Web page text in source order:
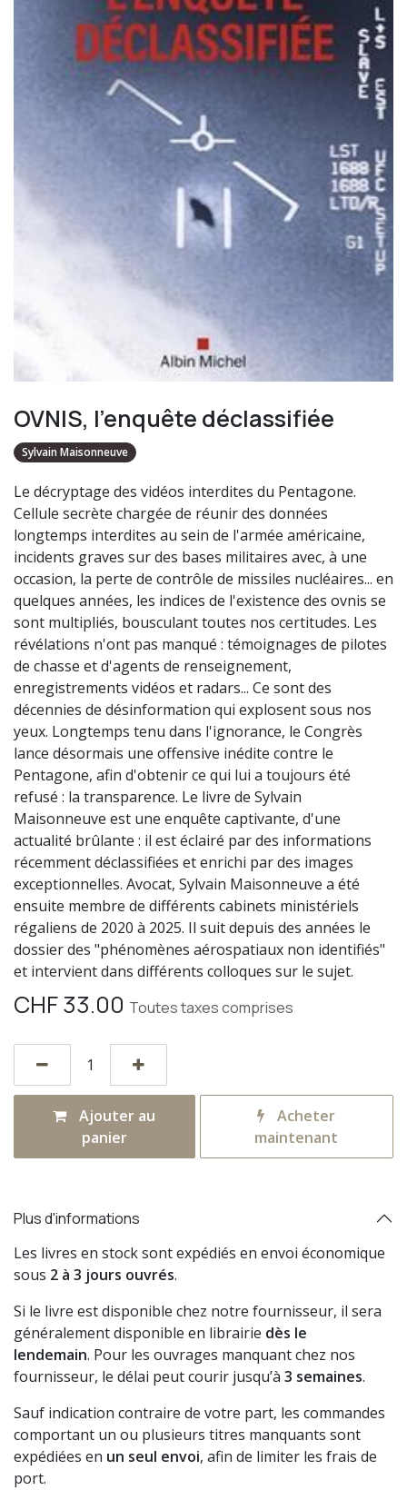
OVNIS, l'enquête déclassifiée
Sylvain Maisonneuve
Le décryptage des vidéos interdites du Pentagone.
Cellule secrète chargée de réunir des données
longtemps interdites au sein de l'armée américaine,
incidents graves sur des bases militaires avec, à une
occasion, la perte de contrôle de missiles nucléaires... en
quelques années, les indices de l'existence des ovnis se
sont multipliés, bousculant toutes nos certitudes. Les
révélations n'ont pas manqué : témoignages de pilotes
de chasse et d'agents de renseignement,
enregistrements vidéos et radars... Ce sont des
décennies de désinformation qui explosent sous nos
yeux. Longtemps tenu dans l'ignorance, le Congrès
lance désormais une offensive inédite contre le
Pentagone, afin d'obtenir ce qui lui a toujours été
refusé : la transparence. Le livre de Sylvain
Maisonneuve est une enquête captivante, d'une
actualité brûlante : il est éclairé par des informations
récemment déclassifiées et enrichi par des images
exceptionnelles. Avocat, Sylvain Maisonneuve a été
ensuite membre de différents cabinets ministériels
régaliens de 2020 à 2025. Il suit depuis des années le
dossier des "phénomènes aérospatiaux non identifiés"
et intervient dans différents colloques sur le sujet.
CHF33.00 Toutes taxes comprises
Ajouter au
panier
Acheter
maintenant
Plus d'informations
Les livres en stock sont expédiés en envoi économique
sous 2 à 3 jours ouvrés.
Si le livre est disponible chez notre fournisseur, il sera
généralement disponible en librairie dès le
lendemain. Pour les ouvrages manquant chez nos
fournisseur, le délai peut courir jusqu’à 3 semaines.
Sauf indication contraire de votre part, les commandes
comportant un ou plusieurs titres manquants sont
expédiées en un seul envoi, afin de limiter les frais de
port.